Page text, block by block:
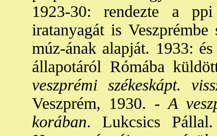
1923-30: rendezte a
iratanyagát is
múz-ának alapját. 1933:
állapotáról Rómába
veszprémi székeskápt.
Veszprém, 1930. - A
korában. Lukcsics